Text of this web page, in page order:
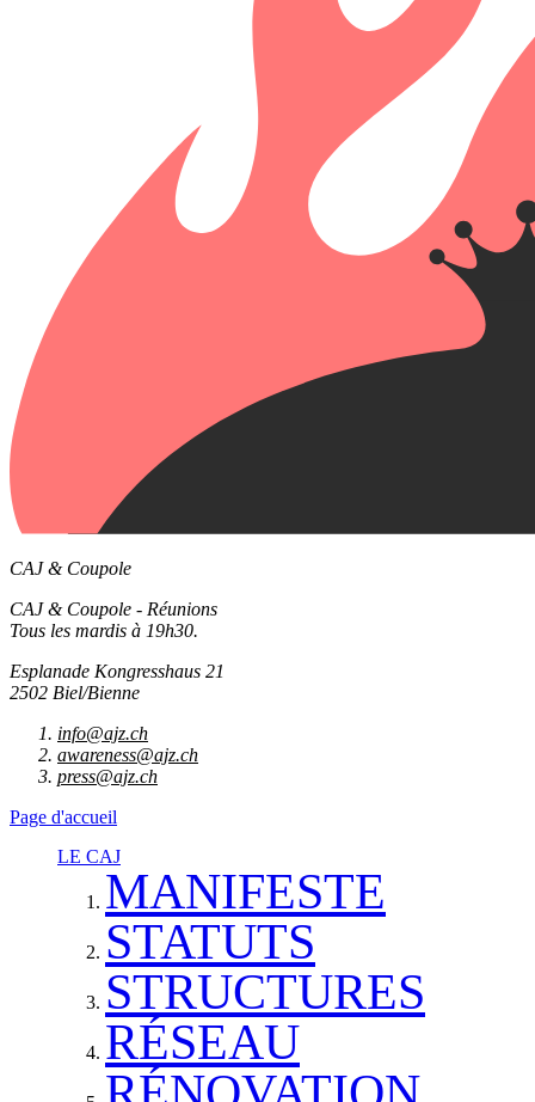
CAJ & Coupole
CAJ & Coupole - Réunions
Tous les mardis à 19h30.
Esplanade Kongresshaus 21
2502 Biel/Bienne
info@ajz.ch
awareness@ajz.ch
press@ajz.ch
Page d'accueil
LE CAJ
MANIFESTE
STATUTS
STRUCTURES
RÉSEAU